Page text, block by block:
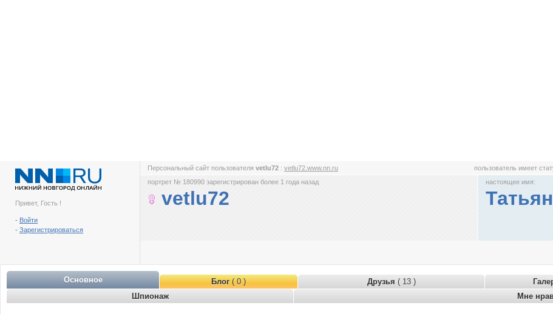
Привет, Гость !
- Войти
- Зарегистрироваться
Персональный сайт пользователя vetlu72 : vetlu72.www.nn.ru пользователь имеет
портрет № 180990 зарегистрирован более 1 года назад
vetlu72
настоящее имя:
Основное Блог( 0 ) Друзья ( 13 )
Шпионаж
Мне